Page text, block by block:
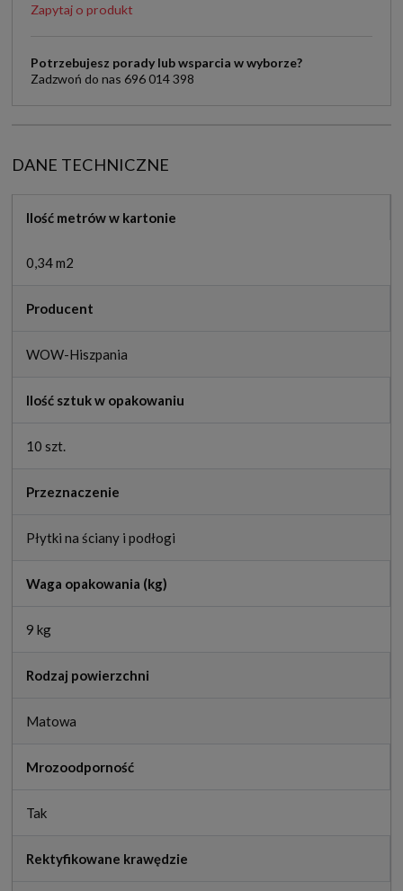
Zapytaj o produkt
Potrzebujesz porady lub wsparcia w wyborze?
Zadzwoń do nas 696 014 398
DANE TECHNICZNE
Ilość metrów w kartonie
0,34 m2
Producent
WOW-Hiszpania
Ilość sztuk w opakowaniu
10 szt.
Przeznaczenie
Płytki na ściany i podłogi
Waga opakowania (kg)
9 kg
Rodzaj powierzchni
Matowa
Mrozoodporność
Tak
Rektyfikowane krawędzie